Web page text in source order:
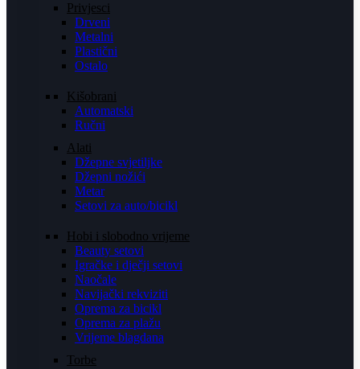
Privjesci
Drveni
Metalni
Plastični
Ostalo
Kišobrani
Automatski
Ručni
Alati
Džepne svjetiljke
Džepni nožići
Metar
Setovi za auto/bicikl
Hobi i slobodno vrijeme
Beauty setovi
Igračke i dječji setovi
Naočale
Navijački rekviziti
Oprema za bicikl
Oprema za plažu
Vrijeme blagdana
Torbe